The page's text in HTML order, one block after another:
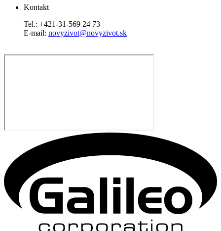
Kontakt
Tel.: +421-31-569 24 73
E-mail: novyzivot@novyzivot.sk